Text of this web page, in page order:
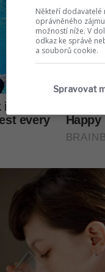
Někteří dodavatelé
oprávněného
možností níže. V
odkaz ke správě
a souborů cookie.
Spravovat